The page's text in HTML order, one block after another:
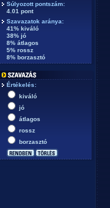
Súlyozott pontszám:
4.01 pont
Szavazatok aránya:
41% kiváló
38% jó
8% átlagos
5% rossz
8% borzasztó
Értékelés:
kiváló
jó
átlagos
rossz
borzasztó